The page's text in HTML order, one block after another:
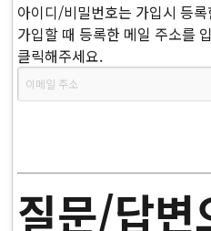
아이디/비밀번호는 가입시 등
가입할 때 등록한 메일 주소를
클릭해주세요.
질문/답변